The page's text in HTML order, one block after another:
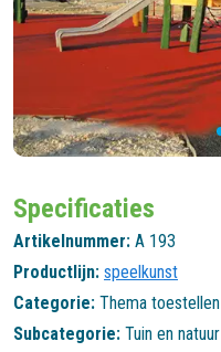
Specificaties
Artikelnummer: A 193
Productlijn: speelkunst
Categorie: Thema toestellen
Subcategorie: Tuin en natuur